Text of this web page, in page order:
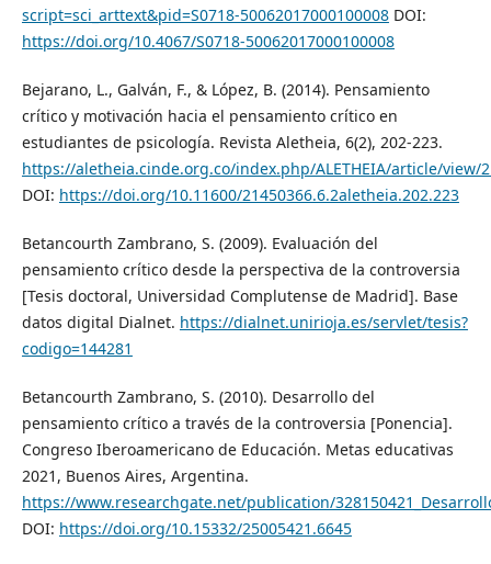
script=sci_arttext&pid=S0718-50062017000100008DOI:
https://doi.org/10.4067/S0718-50062017000100008
Bejarano, L., Galván, F., & López, B. (2014). Pensamiento
crítico y motivación hacia el pensamiento crítico en
estudiantes de psicología. Revista Aletheia, 6(2), 202-223.
https://aletheia.cinde.org.co/index.php/ALETHEIA/article/view/
DOI: https://doi.org/10.11600/21450366.6.2aletheia.202.223
Betancourth Zambrano, S. (2009). Evaluación del
pensamiento crítico desde la perspectiva de la controversia
[Tesis doctoral, Universidad Complutense de Madrid]. Base
datos digital Dialnet. https://dialnet.unirioja.es/servlet/tesis?
codigo=144281
Betancourth Zambrano, S. (2010). Desarrollo del
pensamiento crítico a través de la controversia [Ponencia].
Congreso Iberoamericano de Educación. Metas educativas
2021, Buenos Aires, Argentina.
https://www.researchgate.net/publication/
DOI: https://doi.org/10.15332/25005421.6645